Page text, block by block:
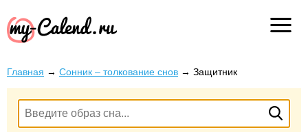
Главная → Сонник – толкование снов → Защитник